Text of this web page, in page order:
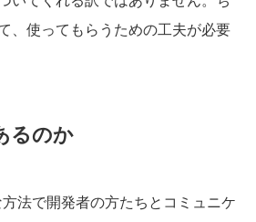
、使ってもらうための工夫が必要
るのか
法で開発者の方たちとコミュニケ